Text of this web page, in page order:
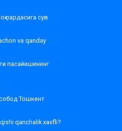
пардасига сув
va qanday
пасайишининг
Тошкент
qanchalik xavfli?